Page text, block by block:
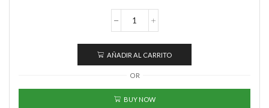
Arnes
realista
de
7.8"
cantidad
AÑADIR AL CARRITO
OR
BUY NOW